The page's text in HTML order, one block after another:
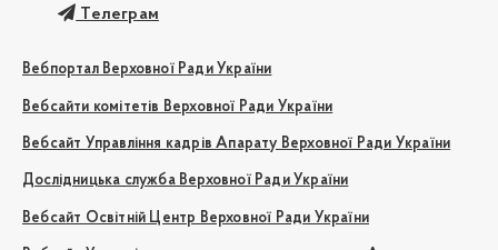
Телеграм
Вебпортал Верховної Ради України
Вебсайти комітетів Верховної Ради України
Вебсайт Управління кадрів Апарату Верховної Ради України
Дослідницька служба Верховної Ради України
Вебсайт Освітній Центр Верховної Ради України